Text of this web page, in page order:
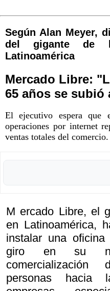
Según Alan Meyer,
del gigante de
Latinoamérica
Mercado Libre:
65 años se subió
El ejecutivo espera que
operaciones por internet
ventas totales del comercio.
M ercado Libre, el
en Latinoamérica,
instalar una
giro en su
personas hacia